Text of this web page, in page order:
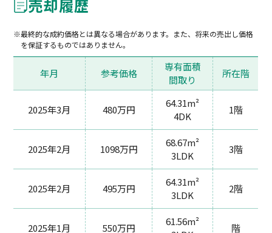
売却履歴
最終的な成約価格とは異なる場合があります。また、将来の売出し価格
を保証するものではありません。
年月 参考価格
専有面積
間取り
所在階
2025年3月 480万円
64.31m²
4DK
1階
2025年2月 1098万円
68.67m²
3LDK
3階
2025年2月 495万円
64.31m²
3LDK
2階
2025年1月 550万円
61.56m²
階